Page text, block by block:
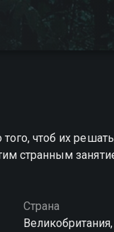
чтоб их
странным
Страна